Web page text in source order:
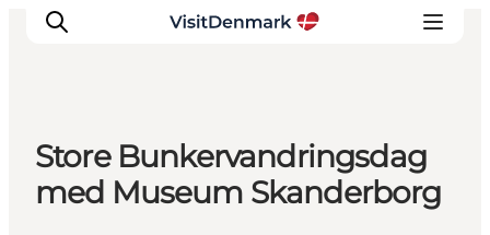
Inspiratie
Store Bunkervandringsdag
med Museum Skanderborg